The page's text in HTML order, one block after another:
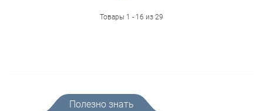
Товары 1 - 16 из 29
Полезно знать